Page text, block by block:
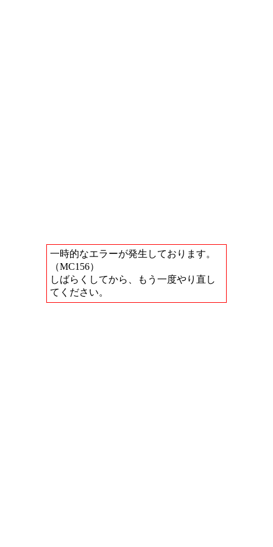
一時的なエラーが発生しております。
（MC156）
しばらくしてから、もう一度やり直し
てください。